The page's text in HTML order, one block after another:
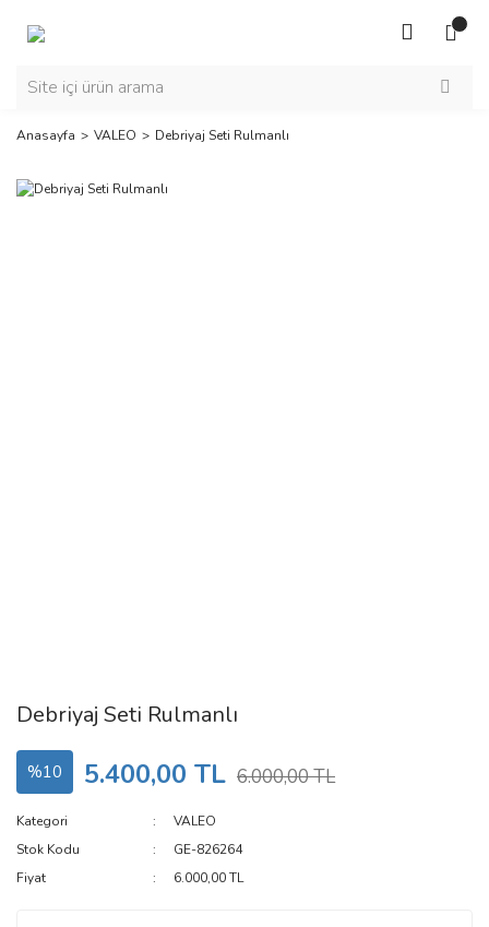
Anasayfa VALEO Debriyaj Seti Rulmanlı
Debriyaj Seti Rulmanlı
%10 5.400,00 TL 6.000,00 TL
Kategori
VALEO
Stok Kodu
GE-826264
Fiyat
6.000,00 TL